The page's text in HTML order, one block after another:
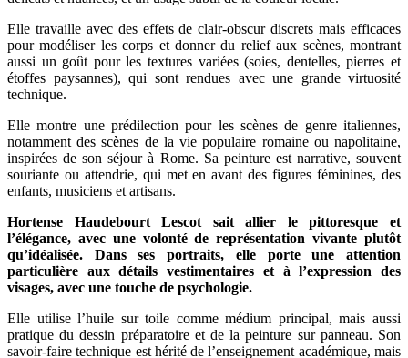
Elle travaille avec des effets de clair-obscur discrets mais efficaces
pour modéliser les corps et donner du relief aux scènes, montrant
aussi un goût pour les textures variées (soies, dentelles, pierres et
étoffes paysannes), qui sont rendues avec une grande virtuosité
technique.
Elle montre une prédilection pour les scènes de genre italiennes,
notamment des scènes de la vie populaire romaine ou napolitaine,
inspirées de son séjour à Rome. Sa peinture est narrative, souvent
souriante ou attendrie, qui met en avant des figures féminines, des
enfants, musiciens et artisans.
Hortense Haudebourt Lescot sait allier le pittoresque et
l’élégance, avec une volonté de représentation vivante plutôt
qu’idéalisée. Dans ses portraits, elle porte une attention
particulière aux détails vestimentaires et à l’expression des
visages, avec une touche de psychologie.
Elle utilise l’huile sur toile comme médium principal, mais aussi
pratique du dessin préparatoire et de la peinture sur panneau. Son
savoir-faire technique est hérité de l’enseignement académique, mais